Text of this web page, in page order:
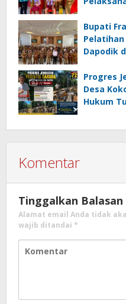
Bupati
Dapodik
Progres
Desa
Hukum
Komentar
Tinggalkan Balasan
Alamat email Anda tidak
wajib ditandai *